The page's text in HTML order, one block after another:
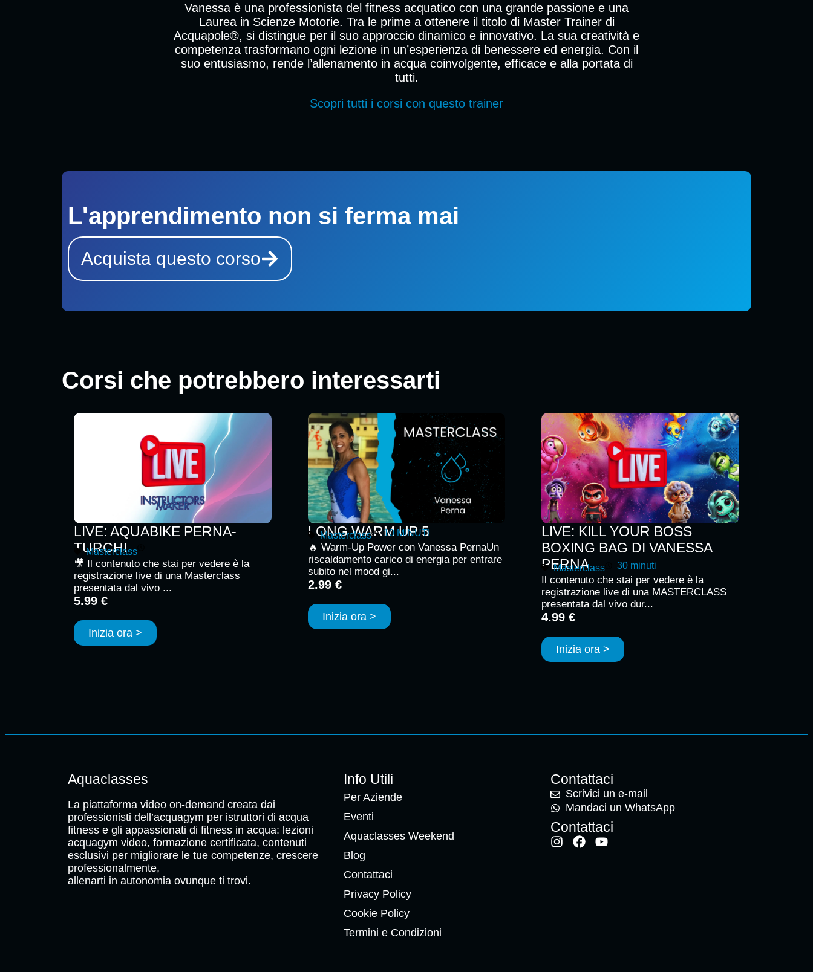
Vanessa è una professionista del fitness acquatico con una grande passione e una
Laurea in Scienze Motorie. Tra le prime a ottenere il titolo di Master Trainer di
Acquapole®, si distingue per il suo approccio dinamico e innovativo. La sua creatività e
competenza trasformano ogni lezione in un’esperienza di benessere ed energia. Con il
suo entusiasmo, rende l’allenamento in acqua coinvolgente, efficace e alla portata di
tutti.
Scopri tutti i corsi con questo trainer
L'apprendimento non si ferma mai
Acquista questo corso
Corsi che potrebbero interessarti
LIVE: AQUABIKE PERNA-
TURCHI
Masterclass
🎥 Il contenuto che stai per vedere è la
registrazione live di una Masterclass
presentata dal vivo ...
5.99 €
Inizia ora >
LONG WARM UP 5
Masterclass 10 MINUTI
🔥 Warm-Up Power con Vanessa PernaUn
riscaldamento carico di energia per entrare
subito nel mood gi...
2.99 €
Inizia ora >
LIVE: KILL YOUR BOSS
BOXING BAG DI VANESSA
PERNA
Masterclass 30 minuti
Il contenuto che stai per vedere è la
registrazione live di una MASTERCLASS
presentata dal vivo dur...
4.99 €
Inizia ora >
Aquaclasses
La piattaforma video on-demand creata dai
professionisti dell’acquagym per istruttori di acqua
fitness e gli appassionati di fitness in acqua: lezioni
acquagym video, formazione certificata, contenuti
esclusivi per migliorare le tue competenze, crescere
professionalmente,
allenarti in autonomia ovunque ti trovi.
Info Utili
Per Aziende
Eventi
Aquaclasses Weekend
Blog
Contattaci
Privacy Policy
Cookie Policy
Termini e Condizioni
Contattaci
Scrivici un e-mail
Mandaci un WhatsApp
Contattaci